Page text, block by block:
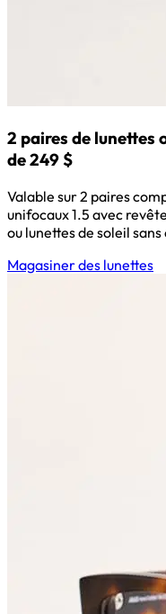
2 paires de lunettes
de 249 $
Valable sur 2 paires
unifocaux 1.5 avec
ou lunettes de soleil
Magasiner des lunettes